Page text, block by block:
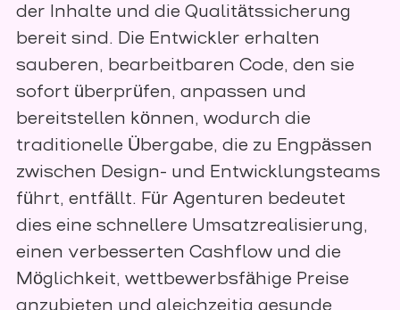
der Inhalte und die Qualitätssicherung
bereit sind. Die Entwickler erhalten
sauberen, bearbeitbaren Code, den sie
sofort überprüfen, anpassen und
bereitstellen können, wodurch die
traditionelle Übergabe, die zu Engpässen
zwischen Design- und Entwicklungsteams
führt, entfällt. Für Agenturen bedeutet
dies eine schnellere Umsatzrealisierung,
einen verbesserten Cashflow und die
Möglichkeit, wettbewerbsfähige Preise
anzubieten und gleichzeitig gesunde